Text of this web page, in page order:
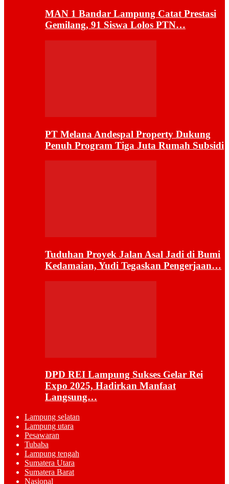
MAN 1 Bandar Lampung Catat Prestasi
Gemilang, 91 Siswa Lolos PTN…
PT Melana Andespal Property Dukung
Penuh Program Tiga Juta Rumah Subsidi
Tuduhan Proyek Jalan Asal Jadi di Bumi
Kedamaian, Yudi Tegaskan Pengerjaan…
DPD REI Lampung Sukses Gelar Rei
Expo 2025, Hadirkan Manfaat
Langsung…
Lampung selatan
Lampung utara
Pesawaran
Tubaba
Lampung tengah
Sumatera Utara
Sumatera Barat
Nasional